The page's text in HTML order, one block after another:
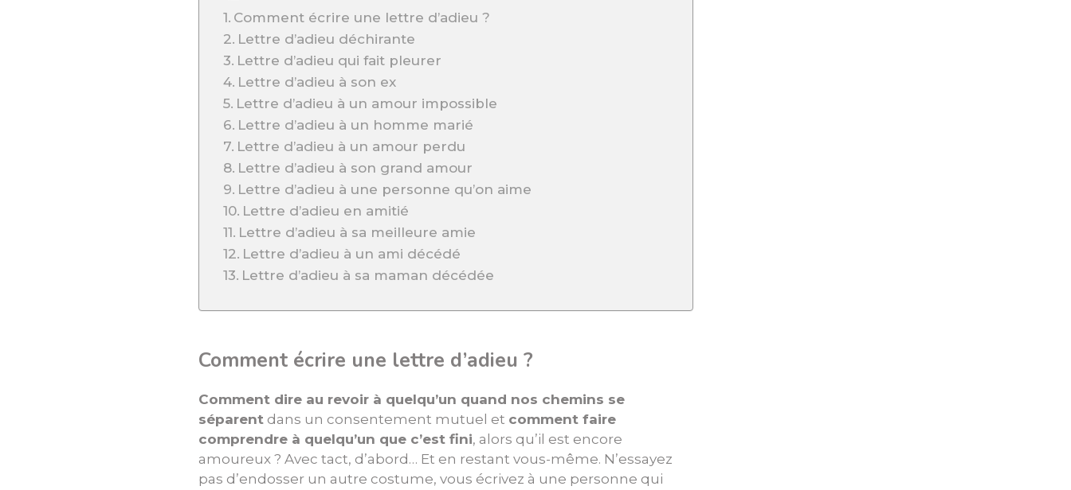
Comment écrire une lettre d’adieu ?
Lettre d’adieu déchirante
Lettre d’adieu qui fait pleurer
Lettre d’adieu à son ex
Lettre d’adieu à un amour impossible
Lettre d’adieu à un homme marié
Lettre d’adieu à un amour perdu
Lettre d’adieu à son grand amour
Lettre d’adieu à une personne qu’on aime
Lettre d’adieu en amitié
Lettre d’adieu à sa meilleure amie
Lettre d’adieu à un ami décédé
Lettre d’adieu à sa maman décédée
Comment écrire une lettre d’adieu ?
Comment dire au revoir à quelqu’un quand nos chemins se
séparent dans un consentement mutuel et comment faire
comprendre à quelqu’un que c’est fini, alors qu’il est encore
amoureux ? Avec tact, d’abord… Et en restant vous-même. N’essayez
pas d’endosser un autre costume, vous écrivez à une personne qui